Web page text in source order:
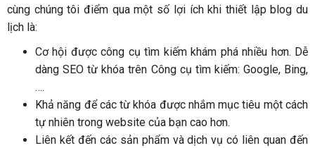
cùng chúng tôi điểm qua một số lợi ích khi thiết lập blog du
lịch là:
Cơ hội được công cụ tìm kiếm khám phá nhiều hơn. Dễ
dàng SEO từ khóa trên Công cụ tìm kiếm: Google, Bing,
….
Khả năng để các từ khóa được nhắm mục tiêu một cách
tự nhiên trong website của bạn cao hơn.
Liên kết đến các sản phẩm và dịch vụ có liên quan đến